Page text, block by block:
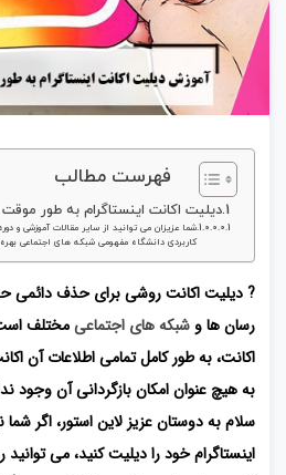
فهرست مطالب
دیلیت اکانت اینستاگرام به طور موقت
شما عزیزان می توانید از سایر مقالات آموزشی و
کاربردی دانشگاه مفهومی شبکه های اجتماعی
? دیلیت اکانت روشی برای حذف دائمی
رسان ها و شبکه های اجتماعیمختلف
اکانت، به طور کامل تمامی اطلاعات آن
به هیچ عنوان امکان بازگردانی آن وجود
سلام به دوستان عزیز لاین استور، اگر
اینستاگرام خود را دیلیت کنید، می